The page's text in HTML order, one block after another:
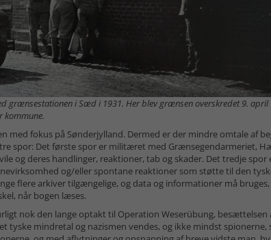
grænsestationen i Sæd i 1931. Her blev grænsen overskredet 9. april
kommune.
med fokus på Sønderjylland. Dermed er der mindre omtale af
spor: Det første spor er militæret med Grænsegendarmeriet,
og deres handlinger, reaktioner, tab og skader. Det tredje spor
og/eller spontane reaktioner som støtte til den
flere arkiver tilgængelige, og data og informationer må
når bogen læses.
nok den lange optakt til Operation Weserübung, besættelsen
tyske mindretal og nazismen vendes, og ikke mindst